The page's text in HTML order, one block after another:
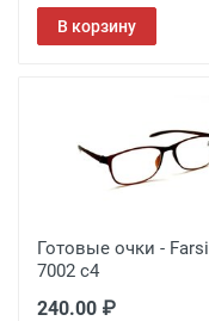
В корзину
Готовые очки - Farsi
7002 с4
240.00 ₽